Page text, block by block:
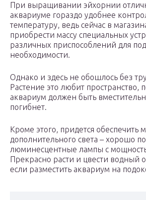
При выращивании эйхорнии
аквариуме гораздо удобнее
температуру, ведь сейчас в
приобрести массу специальных
различных приспособлений для
необходимости.
Однако и здесь не обошлось без
Растение это любит пространство,
аквариум должен быть
погибнет.
Кроме этого, придется обеспечить
дополнительного света – хорошо
люминесцентные лампы с
Прекрасно расти и цвести водный
если разместить аквариум на